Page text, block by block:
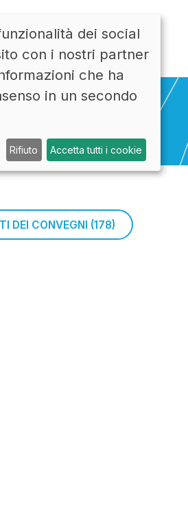
ENG
DEI CONVEGNI (178)
dei social
con i nostri partner
che ha
in un secondo
Rifiuto Accetta tutti i cookie